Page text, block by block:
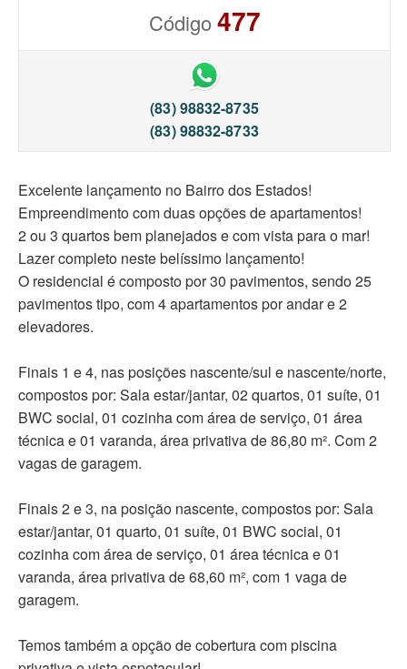
Código477
(83) 98832-8735
(83) 98832-8733
Excelente lançamento no Bairro dos Estados!
Empreendimento com duas opções de apartamentos!
2 ou 3 quartos bem planejados e com vista para o mar!
Lazer completo neste belíssimo lançamento!
O residencial é composto por 30 pavimentos, sendo 25
pavimentos tipo, com 4 apartamentos por andar e 2
elevadores.
Finais 1 e 4, nas posições nascente/sul e nascente/norte,
compostos por: Sala estar/jantar, 02 quartos, 01 suíte, 01
BWC social, 01 cozinha com área de serviço, 01 área
técnica e 01 varanda, área privativa de 86,80 m². Com 2
vagas de garagem.
Finais 2 e 3, na posição nascente, compostos por: Sala
estar/jantar, 01 quarto, 01 suíte, 01 BWC social, 01
cozinha com área de serviço, 01 área técnica e 01
varanda, área privativa de 68,60 m², com 1 vaga de
garagem.
Temos também a opção de cobertura com piscina